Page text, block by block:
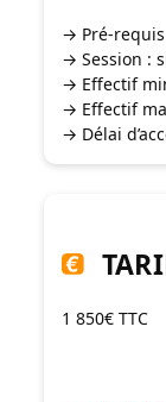
→ Pré-
→ Session :
→ Effectif
→ Effectif
→ Délai
1 850€ TTC